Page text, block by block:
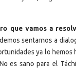
que vamos a
sentarnos a
ya lo hemos
es sano para el